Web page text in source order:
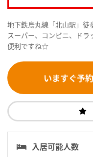
地下鉄烏丸線「北山駅」
スーパー、コンビニ、ドラ
便利ですね☆
いますぐ予
入居可能人数